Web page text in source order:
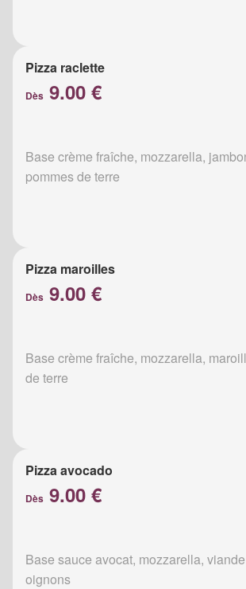
Pizza raclette
Dès 9.00 €
Base crème fraîche, mozzarella,
pommes de terre
Pizza maroilles
Dès 9.00 €
Base crème fraîche, mozzarella,
de terre
Pizza avocado
Dès 9.00 €
Base sauce avocat, mozzarella,
oignons